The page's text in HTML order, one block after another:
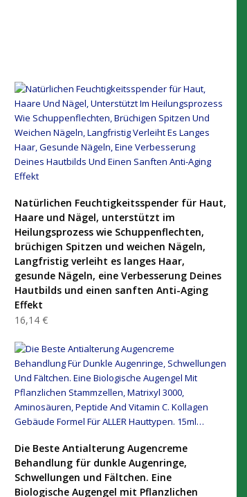
PRODUKT KAUFEN
Natürlichen Feuchtigkeitsspender für Haut,
Haare und Nägel, unterstützt im
Heilungsprozess wie Schuppenflechten,
brüchigen Spitzen und weichen Nägeln,
Langfristig verleiht es langes Haar,
gesunde Nägeln, eine Verbesserung Deines
Hautbilds und einen sanften Anti-Aging
Effekt
16,14 €
PRODUKT KAUFEN
Die Beste Antialterung Augencreme
Behandlung für dunkle Augenringe,
Schwellungen und Fältchen. Eine
Biologische Augengel mit Pflanzlichen